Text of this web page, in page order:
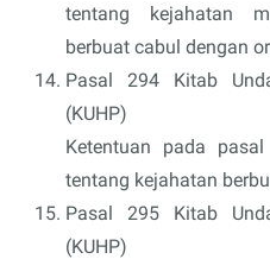
tentang kejahatan
berbuat cabul dengan
Pasal 294 Kitab
(KUHP)
Ketentuan pada
tentang kejahatan
Pasal 295 Kitab
(KUHP)